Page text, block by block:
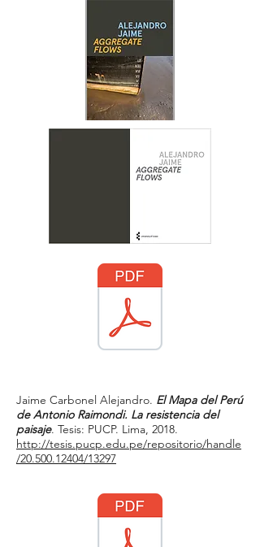
Jaime Carbonel Alejandro. El Mapa del Perú
de Antonio Raimondi. La resistencia del
paisaje. Tesis: PUCP. Lima, 2018.
http://tesis.pucp.edu.pe/repositorio/handle
/20.500.12404/13297